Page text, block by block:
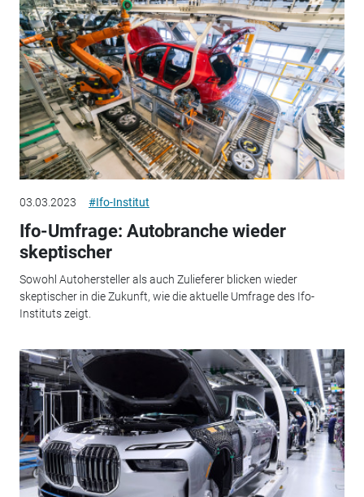
03.03.2023 #Ifo-Institut
Ifo-Umfrage: Autobranche wieder
skeptischer
Sowohl Autohersteller als auch Zulieferer blicken wieder
skeptischer in die Zukunft, wie die aktuelle Umfrage des Ifo-
Instituts zeigt.